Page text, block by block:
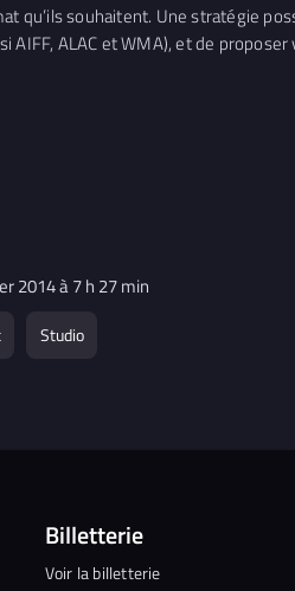
qu’ils souhaitent. Une stratégie
ALAC et WMA), et de
2014 à 7 h 27 min
Studio
Billetterie
Voir la billetterie